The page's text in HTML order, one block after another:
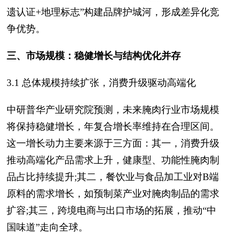
遗认证+地理标志”构建品牌护城河，形成差异化竞
争优势。
三、市场规模：稳健增长与结构优化并存
3.1 总体规模持续扩张，消费升级驱动高端化
中研普华产业研究院预测，未来腌肉行业市场规模
将保持稳健增长，年复合增长率维持在合理区间。
这一增长动力主要来源于三方面：其一，消费升级
推动高端化产品需求上升，健康型、功能性腌肉制
品占比持续提升;其二，餐饮业与食品加工业对B端
原料的需求增长，如预制菜产业对腌肉制品的需求
扩容;其三，跨境电商与出口市场的拓展，推动“中
国味道”走向全球。